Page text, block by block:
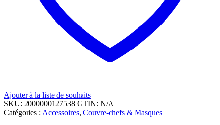
Ajouter à la liste de souhaits
SKU: 2000000127538 GTIN: N/A
Catégories : Accessoires, Couvre-chefs & Masques